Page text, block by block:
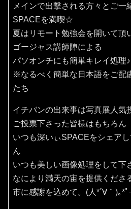
メインで出撃される方々とご一
SPACEを満喫☆
夏はリモート勉強会を開いて頂
ゴージャス講師陣による
パソオンチにも簡単キレイ処理♪
※なるべく簡単な日本語をご配
たち
イチバンの出来事は写真展人気
ご投票下さった皆様はもちろん
いつも深いぃSPACEをシェア
ん
いつも美しい画像処理をして下
なにより満天の宙を提供くださ
市に感謝を込めて。(⁠人⁠*⁠´⁠∀⁠｀⁠)⁠｡⁠*ﾟ⁠